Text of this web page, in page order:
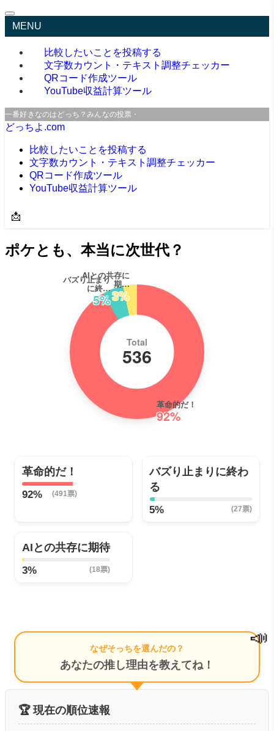
MENU
比較したいことを投稿する
文字数カウント・テキスト調整チェッカー
QRコード作成ツール
YouTube収益計算ツール
一番好きなのはどっち？みんなの投票・口コミサイト
どっちよ.com
比較したいことを投稿する
文字数カウント・テキスト調整チェッカー
QRコード作成ツール
YouTube収益計算ツール
📩
ポケとも、本当に次世代？
革命的だ！
92%
バズり止まり
に終…
5%
AIとの共存に
期…
3%
Total
536
革命的だ！
92% (491票)
バズり止まりに終わ
る
5% (27票)
AIとの共存に期待
3% (18票)
なぜそっちを選んだの？
あなたの推し理由を教えてね！
📣
🏆 現在の順位速報